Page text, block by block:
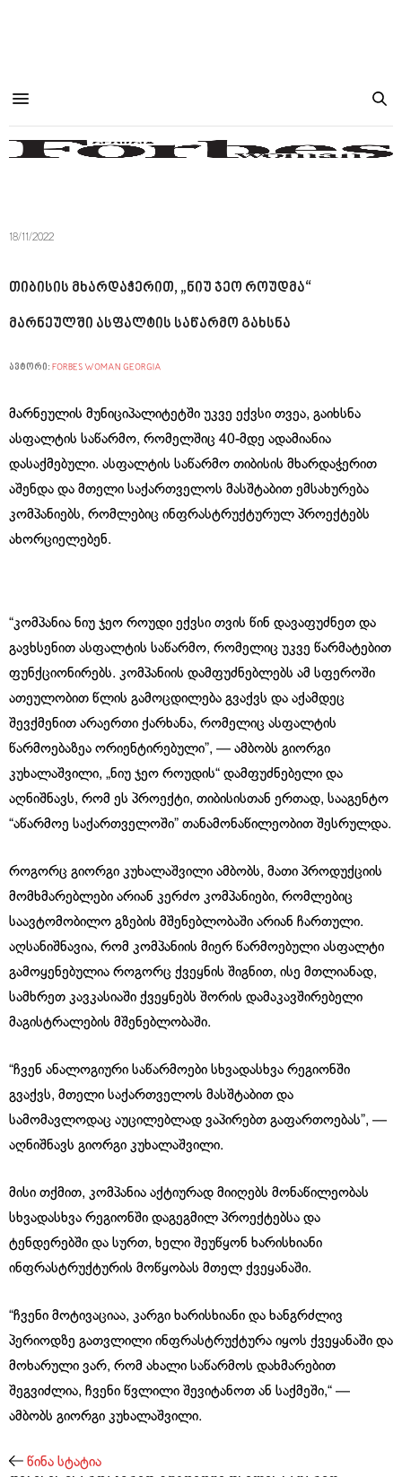
18/11/2022
თიბისის მხარდაჭერით, „ნიუ ჯეო როუდმა“
მარნეულში ასფალტის საწარმო გახსნა
ავტორი: FORBES WOMAN GEORGIA
მარნეულის მუნიციპალიტეტში უკვე ექვსი თვეა, გაიხსნა
ასფალტის საწარმო, რომელშიც 40-მდე ადამიანია
დასაქმებული. ასფალტის საწარმო თიბისის მხარდაჭერით
აშენდა და მთელი საქართველოს მასშტაბით ემსახურება
კომპანიებს, რომლებიც ინფრასტრუქტურულ პროექტებს
ახორციელებენ.
“კომპანია ნიუ ჯეო როუდი ექვსი თვის წინ დავაფუძნეთ და
გავხსენით ასფალტის საწარმო, რომელიც უკვე წარმატებით
ფუნქციონირებს. კომპანიის დამფუძნებლებს ამ სფეროში
ათეულობით წლის გამოცდილება გვაქვს და აქამდეც
შევქმენით არაერთი ქარხანა, რომელიც ასფალტის
წარმოებაზეა ორიენტირებული”, — ამბობს გიორგი
კუხალაშვილი, „ნიუ ჯეო როუდის“ დამფუძნებელი და
აღნიშნავს, რომ ეს პროექტი, თიბისისთან ერთად, სააგენტო
“აწარმოე საქართველოში” თანამონაწილეობით შესრულდა.
როგორც გიორგი კუხალაშვილი ამბობს, მათი პროდუქციის
მომხმარებლები არიან კერძო კომპანიები, რომლებიც
საავტომობილო გზების მშენებლობაში არიან ჩართული.
აღსანიშნავია, რომ კომპანიის მიერ წარმოებული ასფალტი
გამოყენებულია როგორც ქვეყნის შიგნით, ისე მთლიანად,
სამხრეთ კავკასიაში ქვეყნებს შორის დამაკავშირებელი
მაგისტრალების მშენებლობაში.
“ჩვენ ანალოგიური საწარმოები სხვადასხვა რეგიონში
გვაქვს, მთელი საქართველოს მასშტაბით და
სამომავლოდაც აუცილებლად ვაპირებთ გაფართოებას”, —
აღნიშნავს გიორგი კუხალაშვილი.
მისი თქმით, კომპანია აქტიურად მიიღებს მონაწილეობას
სხვადასხვა რეგიონში დაგეგმილ პროექტებსა და
ტენდერებში და სურთ, ხელი შეუწყონ ხარისხიანი
ინფრასტრუქტურის მოწყობას მთელ ქვეყანაში.
“ჩვენი მოტივაციაა, კარგი ხარისხიანი და ხანგრძლივ
პერიოდზე გათვლილი ინფრასტრუქტურა იყოს ქვეყანაში და
მოხარული ვარ, რომ ახალი საწარმოს დახმარებით
შეგვიძლია, ჩვენი წვლილი შევიტანოთ ან საქმეში,“ —
ამბობს გიორგი კუხალაშვილი.
წინა სტატია